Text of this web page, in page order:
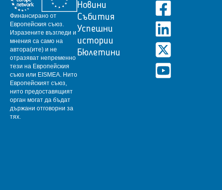
Финансирано от
Европейския съюз.
Изразените възгледи и
мнения са само на
автора(ите) и не
отразяват непременно
тези на Европейския
съюз или EISMEA. Нито
Европейският съюз,
нито предоставящият
орган могат да бъдат
държани отговорни за
тях.
Новини
Събития
Успешни
истории
Бюлетини